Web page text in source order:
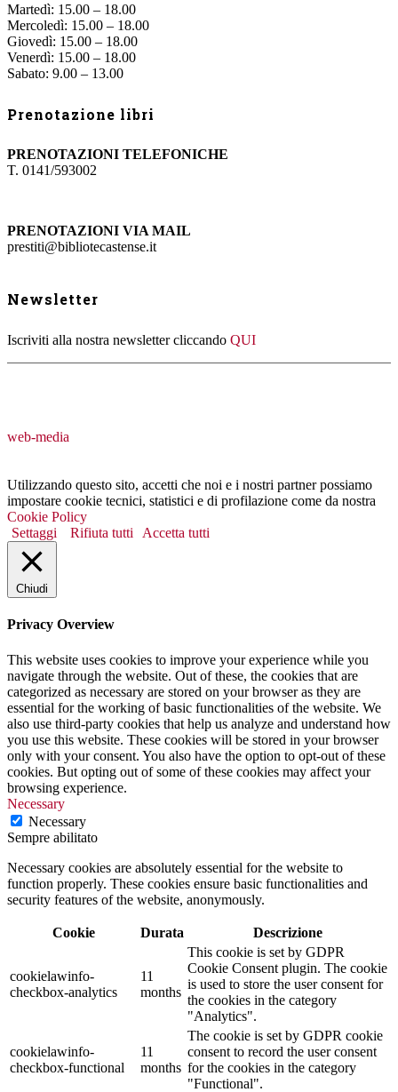
Martedì: 15.00 – 18.00
Mercoledì: 15.00 – 18.00
Giovedì: 15.00 – 18.00
Venerdì: 15.00 – 18.00
Sabato: 9.00 – 13.00
Prenotazione libri
PRENOTAZIONI TELEFONICHE
T. 0141/593002
PRENOTAZIONI VIA MAIL
prestiti@bibliotecastense.it
Newsletter
Iscriviti alla nostra newsletter cliccando QUI
web-media
Utilizzando questo sito, accetti che noi e i nostri partner possiamo
impostare cookie tecnici, statistici e di profilazione come da nostra
Cookie Policy
Settaggi
Rifiuta tutti Accetta tutti
Chiudi
Privacy Overview
This website uses cookies to improve your experience while you
navigate through the website. Out of these, the cookies that are
categorized as necessary are stored on your browser as they are
essential for the working of basic functionalities of the website. We
also use third-party cookies that help us analyze and understand how
you use this website. These cookies will be stored in your browser
only with your consent. You also have the option to opt-out of these
cookies. But opting out of some of these cookies may affect your
browsing experience.
Necessary
Necessary
Sempre abilitato
Necessary cookies are absolutely essential for the website to
function properly. These cookies ensure basic functionalities and
security features of the website, anonymously.
Cookie Durata Descrizione
cookielawinfo-
checkbox-analytics
11
months
This cookie is set by GDPR
Cookie Consent plugin. The cookie
is used to store the user consent for
the cookies in the category
"Analytics".
cookielawinfo-
checkbox-functional
11
months
The cookie is set by GDPR cookie
consent to record the user consent
for the cookies in the category
"Functional".